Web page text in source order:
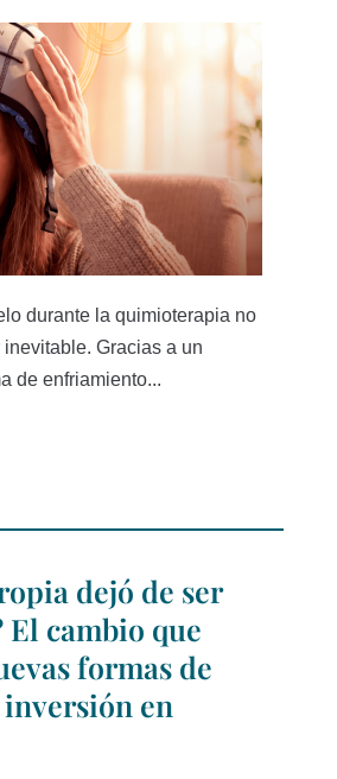
durante la quimioterapia no
Gracias a un
de enfriamiento...
dejó de ser
cambio que
formas de
en